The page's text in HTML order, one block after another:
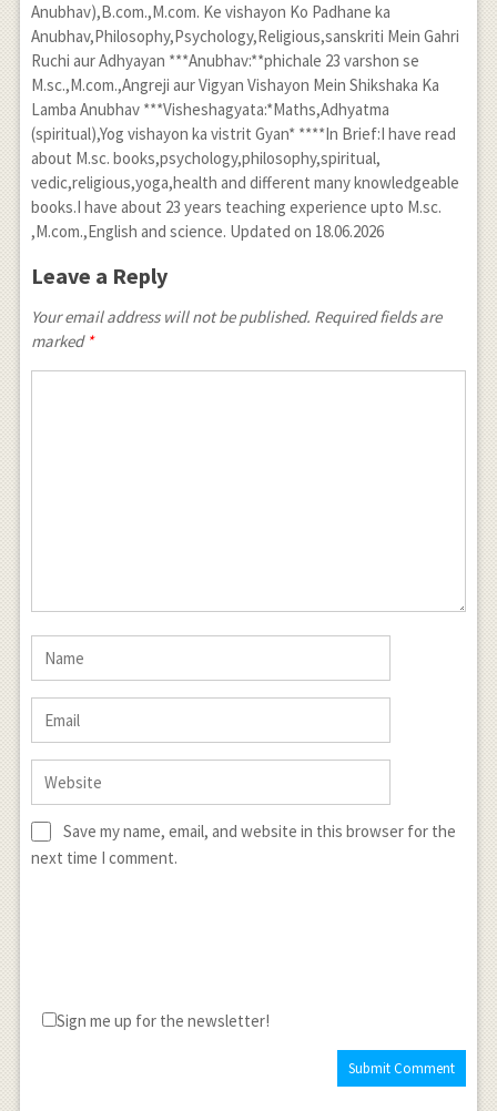
Anubhav),B.com.,M.com. Ke vishayon Ko Padhane ka
Anubhav,Philosophy,Psychology,Religious,sanskriti Mein Gahri
Ruchi aur Adhyayan ***Anubhav:**phichale 23 varshon se
M.sc.,M.com.,Angreji aur Vigyan Vishayon Mein Shikshaka Ka
Lamba Anubhav ***Visheshagyata:*Maths,Adhyatma
(spiritual),Yog vishayon ka vistrit Gyan* ****In Brief:I have read
about M.sc. books,psychology,philosophy,spiritual,
vedic,religious,yoga,health and different many knowledgeable
books.I have about 23 years teaching experience upto M.sc.
,M.com.,English and science. Updated on 18.06.2026
Leave a Reply
Your email address will not be published. Required fields are
marked *
Save my name, email, and website in this browser for the
next time I comment.
Sign me up for the newsletter!